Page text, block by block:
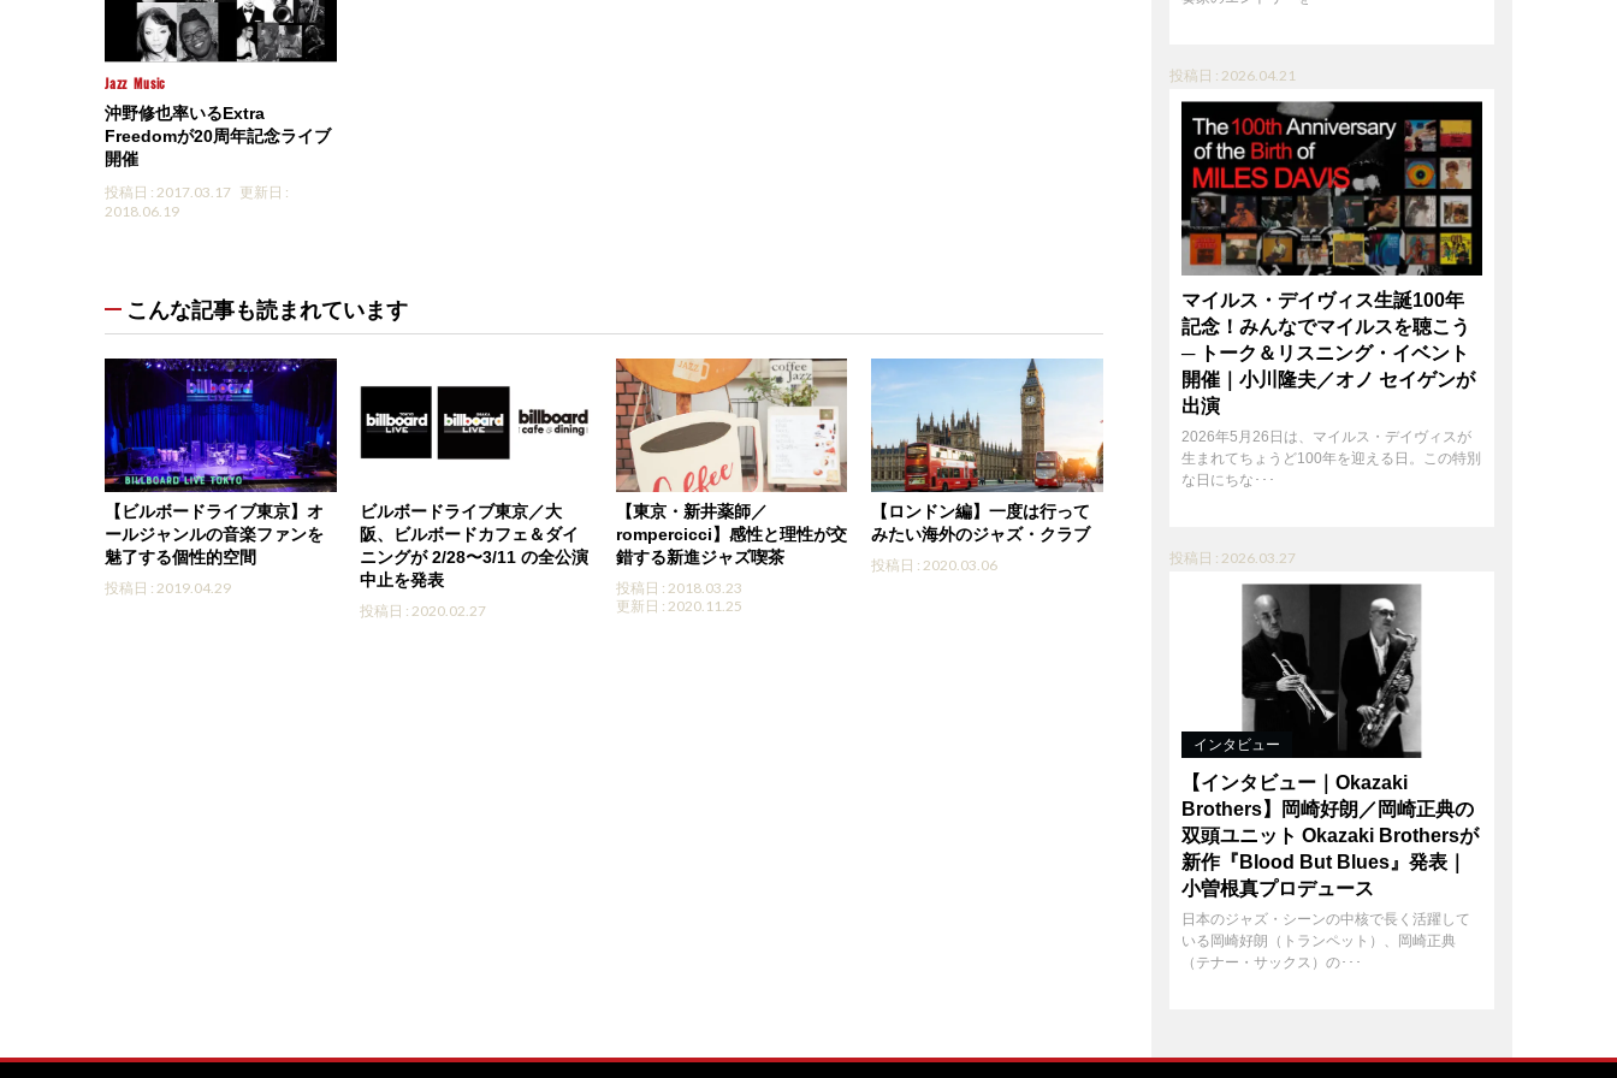
Jazz Music
沖野修也率いるExtra
Freedomが20周年記念ライブ
開催
投稿日 : 2017.03.17 更新日 :
2018.06.19
こんな記事も読まれています
【ビルボードライブ東京】オ
ールジャンルの音楽ファンを
魅了する個性的空間
投稿日 : 2019.04.29
ビルボードライブ東京／大
阪、ビルボードカフェ＆ダイ
ニングが 2/28〜3/11 の全公演
中止を発表
投稿日 : 2020.02.27
【東京・新井薬師／
rompercicci】感性と理性が交
錯する新進ジャズ喫茶
投稿日 : 2018.03.23
更新日 : 2020.11.25
【ロンドン編】一度は行って
みたい海外のジャズ・クラブ
投稿日 : 2020.03.06
投稿日 : 2026.04.21
マイルス・デイヴィス生誕100年
記念！みんなでマイルスを聴こう
─ トーク＆リスニング・イベント
開催｜小川隆夫／オノ セイゲンが
出演
2026年5月26日は、マイルス・デイヴィスが
生まれてちょうど100年を迎える日。この特別
な日にちな･･･
投稿日 : 2026.03.27
インタビュー
【インタビュー｜Okazaki
Brothers】岡崎好朗／岡崎正典の
双頭ユニット Okazaki Brothersが
新作『Blood But Blues』発表｜
小曽根真プロデュース
日本のジャズ・シーンの中核で長く活躍して
いる岡崎好朗（トランペット）、岡崎正典
（テナー・サックス）の･･･